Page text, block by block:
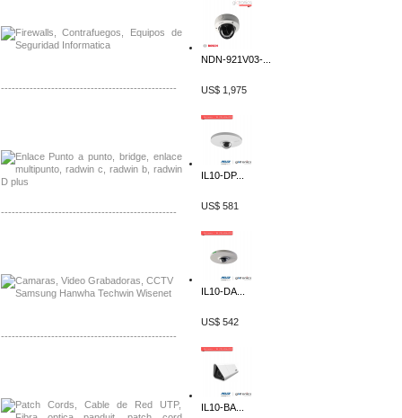
-------------------------------------------------
-------------------------------------------------
-------------------------------------------------
NDN-921V03-...
US$ 1,975
IL10-DP...
US$ 581
IL10-DA...
US$ 542
IL10-BA...